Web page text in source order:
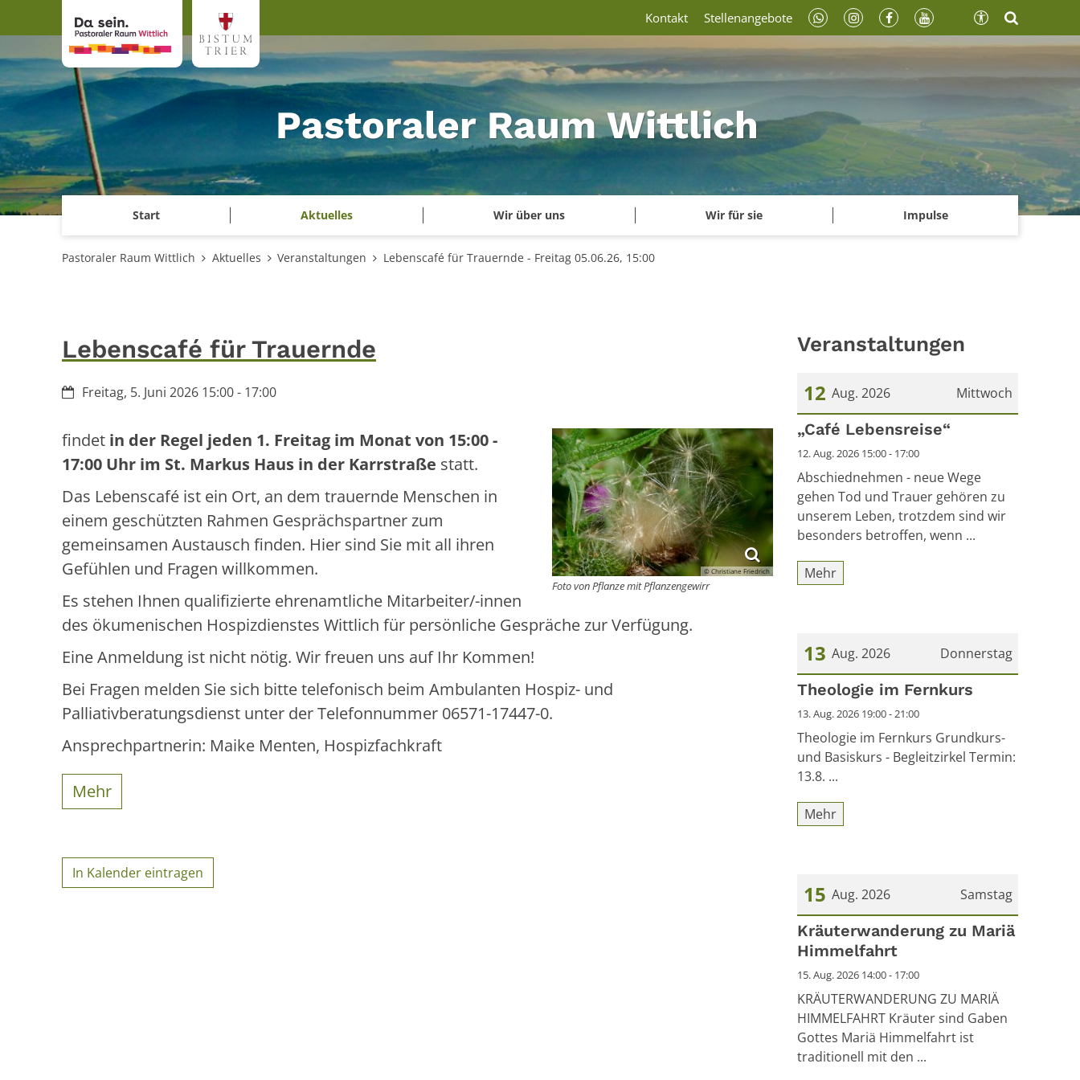
Pastoraler Raum Wittlich
Start Aktuelles Wir über uns Wir für sie Impulse
Kontakt Stellenangebote
Pastoraler Raum Wittlich Aktuelles Veranstaltungen Lebenscafé für Trauernde - Freitag 05.06.26, 15:00
Lebenscafé für Trauernde
Datum:Freitag, 5. Juni 2026 15:00 - 17:00
© Christiane Friedrich
Foto von Pflanze mit Pflanzengewirr
findet in der Regel jeden 1. Freitag im Monat von 15:00 -
17:00 Uhr im St. Markus Haus in der Karrstraße statt.
Das Lebenscafé ist ein Ort, an dem trauernde Menschen in
einem geschützten Rahmen Gesprächspartner zum
gemeinsamen Austausch finden. Hier sind Sie mit all ihren
Gefühlen und Fragen willkommen.
Es stehen Ihnen qualifizierte ehrenamtliche Mitarbeiter/-innen
des ökumenischen Hospizdienstes Wittlich für persönliche Gespräche zur Verfügung.
Eine Anmeldung ist nicht nötig. Wir freuen uns auf Ihr Kommen!
Bei Fragen melden Sie sich bitte telefonisch beim Ambulanten Hospiz- und
Palliativberatungsdienst unter der Telefonnummer 06571-17447-0.
Ansprechpartnerin: Maike Menten, Hospizfachkraft
Mehr
In Kalender eintragen
Veranstaltungen
Mittwoch
12 Aug. 2026
Datum: 12. August 2026
„Café Lebensreise“
12. Aug. 2026 15:00 - 17:00
Abschiednehmen - neue Wege
gehen Tod und Trauer gehören zu
unserem Leben, trotzdem sind wir
besonders betroffen, wenn ...
Mehr
Donnerstag
13 Aug. 2026
Datum: 13. August 2026
Theologie im Fernkurs
13. Aug. 2026 19:00 - 21:00
Theologie im Fernkurs Grundkurs-
und Basiskurs - Begleitzirkel Termin:
13.8. ...
Mehr
Samstag
15 Aug. 2026
Datum: 15. August 2026
Kräuterwanderung zu Mariä
Himmelfahrt
15. Aug. 2026 14:00 - 17:00
KRÄUTERWANDERUNG ZU MARIÄ
HIMMELFAHRT Kräuter sind Gaben
Gottes Mariä Himmelfahrt ist
traditionell mit den ...